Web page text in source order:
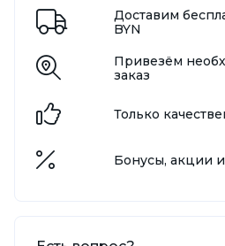
Доставим
BYN
Привезём
заказ
Только
Бонусы, акции